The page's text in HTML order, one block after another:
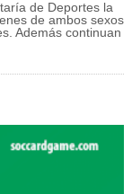
de Deportes la
de ambos sexos
Además continuan